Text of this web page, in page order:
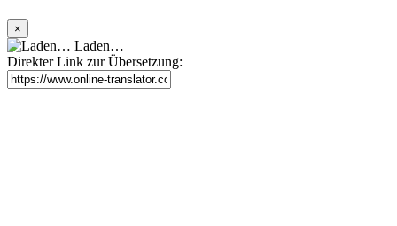
×
Laden…
Direkter Link zur Übersetzung: